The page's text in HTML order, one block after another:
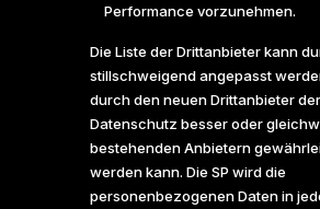
Performance vorzunehmen.
Die Liste der Drittanbieter kann
stillschweigend angepasst
durch den neuen Drittanbieter der
Datenschutz besser oder
bestehenden Anbietern
werden kann. Die SP wird die
personenbezogenen Daten in